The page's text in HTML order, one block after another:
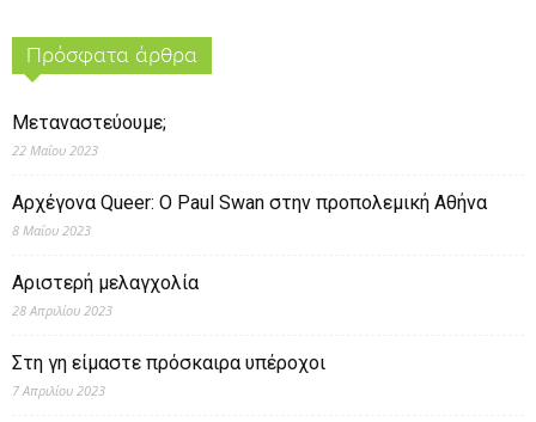
Πρόσφατα άρθρα
Μεταναστεύουμε;
22 Μαΐου 2023
Αρχέγονα Queer: O Paul Swan στην προπολεμική Αθήνα
8 Μαΐου 2023
Αριστερή μελαγχολία
28 Απριλίου 2023
Στη γη είμαστε πρόσκαιρα υπέροχοι
7 Απριλίου 2023